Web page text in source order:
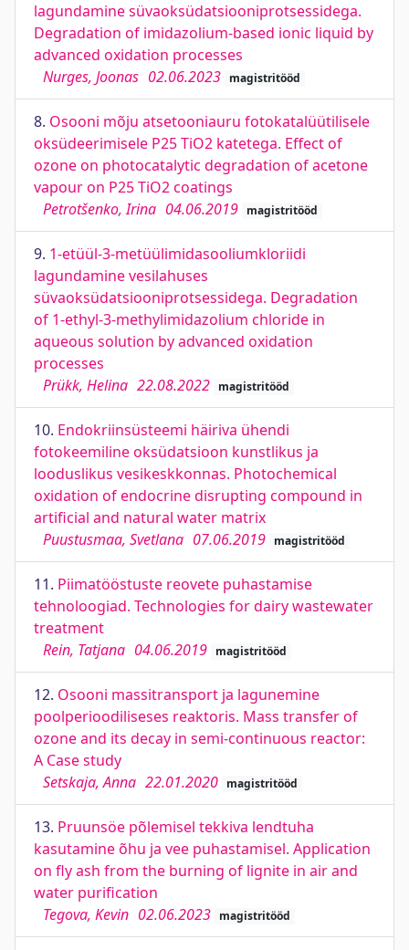
lagundamine süvaoksüdatsiooniprotsessidega.
Degradation of imidazolium-based ionic liquid by
advanced oxidation processes
Nurges, Joonas 02.06.2023 magistritööd
8. Osooni mõju atsetooniauru fotokatalüütilisele
oksüdeerimisele P25 TiO2 katetega. Effect of
ozone on photocatalytic degradation of acetone
vapour on P25 TiO2 coatings
Petrotšenko, Irina 04.06.2019 magistritööd
9. 1-etüül-3-metüülimidasooliumkloriidi
lagundamine vesilahuses
süvaoksüdatsiooniprotsessidega. Degradation
of 1-ethyl-3-methylimidazolium chloride in
aqueous solution by advanced oxidation
processes
Prükk, Helina 22.08.2022 magistritööd
10. Endokriinsüsteemi häiriva ühendi
fotokeemiline oksüdatsioon kunstlikus ja
looduslikus vesikeskkonnas. Photochemical
oxidation of endocrine disrupting compound in
artificial and natural water matrix
Puustusmaa, Svetlana 07.06.2019 magistritööd
11. Piimatööstuste reovete puhastamise
tehnoloogiad. Technologies for dairy wastewater
treatment
Rein, Tatjana 04.06.2019 magistritööd
12. Osooni massitransport ja lagunemine
poolperioodiliseses reaktoris. Mass transfer of
ozone and its decay in semi-continuous reactor:
A Case study
Setskaja, Anna 22.01.2020 magistritööd
13. Pruunsöe põlemisel tekkiva lendtuha
kasutamine õhu ja vee puhastamisel. Application
on fly ash from the burning of lignite in air and
water purification
Tegova, Kevin 02.06.2023 magistritööd